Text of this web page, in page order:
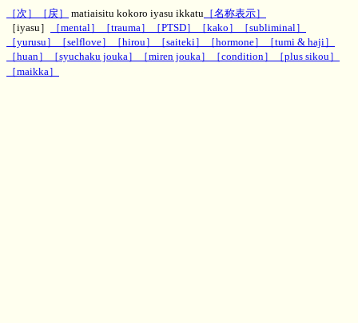
［次］ ［戻］ matiaisitu kokoro iyasu ikkatu ［名称表示］
［iyasu］
［mental］ ［trauma］ ［PTSD］ ［kako］
［subliminal］
［yurusu］
［selflove］ ［hirou］ ［saiteki］ ［hormone］
［tumi & haji］
［huan］
［syuchaku jouka］ ［miren jouka］ ［condition］
［plus sikou］
［maikka］